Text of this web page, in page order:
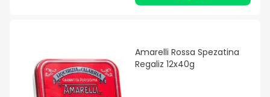
Amarelli Rossa Spezatina
Regaliz 12x40g